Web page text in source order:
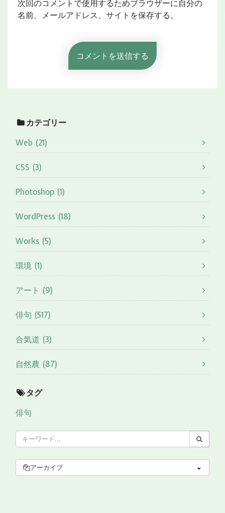
次回のコメントで使用するためブラウザーに自分の
名前、メールアドレス、サイトを保存する。
カテゴリー
Web (21)
CSS (3)
Photoshop (1)
WordPress (18)
Works (5)
環境 (1)
アート (9)
俳句 (517)
合気道 (3)
自然農 (87)
タグ
俳句
アーカイブ